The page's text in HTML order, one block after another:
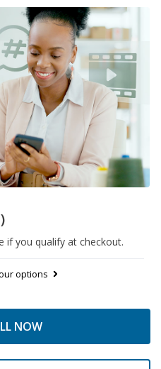
if you qualify at checkout.
options
NOW